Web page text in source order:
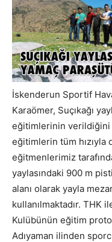
İskenderun Sportif
Karaömer, Suçıkağı
eğitimlerinin
eğitimlerin tüm
eğitmenlerimiz
yaylasındaki 900 m
alanı olarak yayla
kullanılmaktadır. THK
Kulübünün eğitim
Adıyaman ilinden